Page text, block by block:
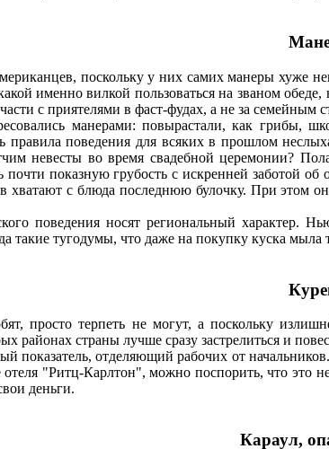
поскольку у них самих манеры хуже
именно вилкой пользоваться на званом
с приятелями в фаст-фудах, а не за семейным
манерами: повырастали, как грибы,
правила поведения для всяких в прошлом
невесты во время свадебной церемонии?
почти показную грубость с искренней заботой
хватают с блюда последнюю булочку. При этом
поведения носят региональный характер.
такие тугодумы, что даже на покупку куска мыла
просто терпеть не могут, а поскольку
районах страны лучше сразу застрелиться и
показатель, отделяющий рабочих от
"Ритц-Карлтон", можно поспорить, что
деньги.
Караул,